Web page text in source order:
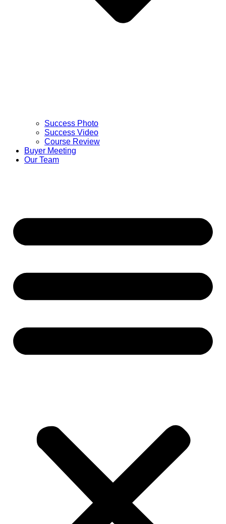
Success Photo
Success Video
Course Review
Buyer Meeting
Our Team